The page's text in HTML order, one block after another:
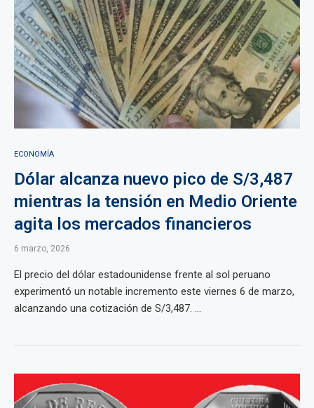
ECONOMÍA
Dólar alcanza nuevo pico de S/3,487
mientras la tensión en Medio Oriente
agita los mercados financieros
6 marzo, 2026
El precio del dólar estadounidense frente al sol peruano
experimentó un notable incremento este viernes 6 de marzo,
alcanzando una cotización de S/3,487. ...